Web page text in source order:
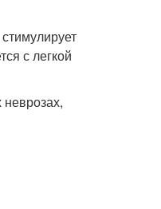
с легкой